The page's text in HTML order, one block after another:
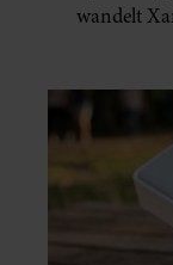
wandelt
samen en